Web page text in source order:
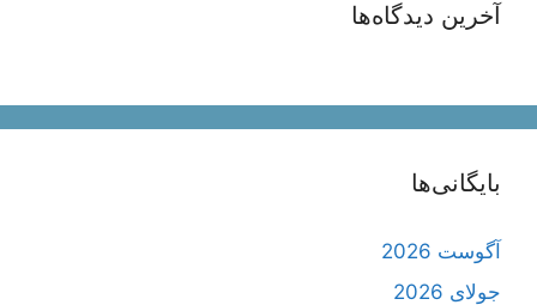
آخرین دیدگاه‌ها
بایگانی‌ها
آگوست 2026
جولای 2026